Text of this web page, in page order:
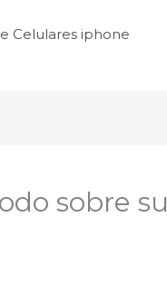
Celulares iphone
sobre su